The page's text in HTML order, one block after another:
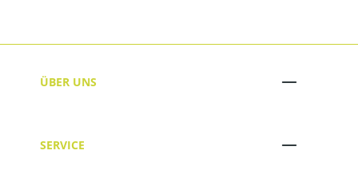
ÜBER UNS
SERVICE